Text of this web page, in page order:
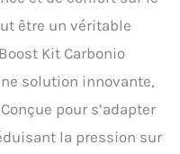
être un véritable
Kit Carbonio
solution innovante,
pour s’adapter
la pression sur